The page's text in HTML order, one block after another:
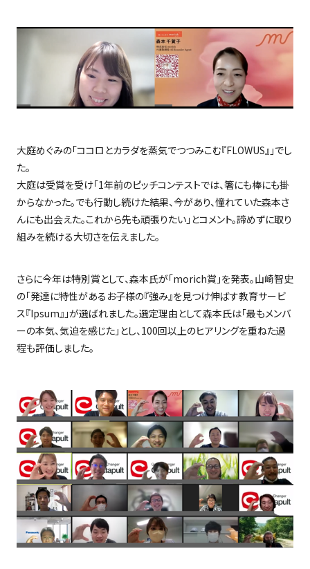
大庭めぐみの「ココロとカラダを蒸気でつつみこむ『FLOWUS』」でし
た。
大庭は受賞を受け「1年前のピッチコンテストでは、箸にも棒にも掛
からなかった。でも行動し続けた結果、今があり、憧れていた森本さ
んにも出会えた。これから先も頑張りたい」とコメント。諦めずに取り
組みを続ける大切さを伝えました。
さらに今年は特別賞として、森本氏が「morich賞」を発表。山崎智史
の「発達に特性があるお子様の『強み』を見つけ伸ばす教育サービ
ス『Ipsum 』」が選ばれました。選定理由として森本氏は「最もメンバ
ーの本気、気迫を感じた」とし、 100回以上のヒアリングを重ねた過
程も評価しました。